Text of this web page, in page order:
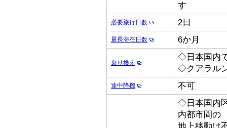
す
必要旅行日数 2日
最長滞在日数 6か月
乗り換え
◇日本国内
◇クアラル
途中降機 不可
◇日本国内
内都市間の